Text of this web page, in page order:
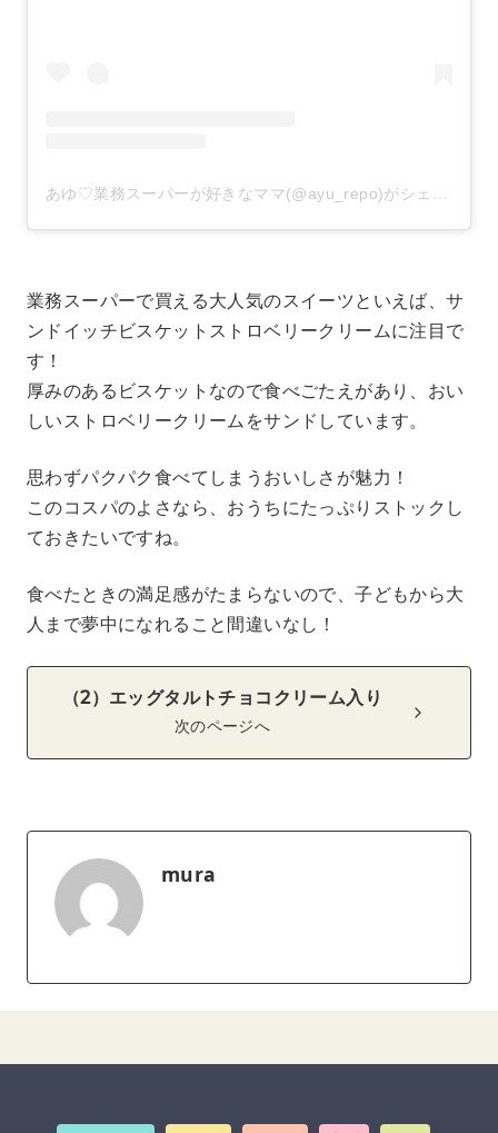
あゆ♡業務スーパーが好きなママ(@ayu_repo)がシェアした投稿
業務スーパーで買える大人気のスイーツといえば、サ
ンドイッチビスケットストロベリークリームに注目で
す！
厚みのあるビスケットなので食べごたえがあり、おい
しいストロベリークリームをサンドしています。
思わずパクパク食べてしまうおいしさが魅力！
このコスパのよさなら、おうちにたっぷりストックし
ておきたいですね。
食べたときの満足感がたまらないので、子どもから大
人まで夢中になれること間違いなし！
（2）エッグタルトチョコクリーム入り
次のページへ
mura